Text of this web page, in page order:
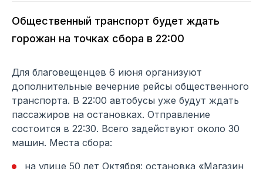
Общественный транспорт будет ждать
горожан на точках сбора в 22:00
Для благовещенцев 6 июня организуют
дополнительные вечерние рейсы общественного
транспорта. В 22:00 автобусы уже будут ждать
пассажиров на остановках. Отправление
состоится в 22:30. Всего задействуют около 30
машин. Места сбора:
на улице 50 лет Октября: остановка «Магазин